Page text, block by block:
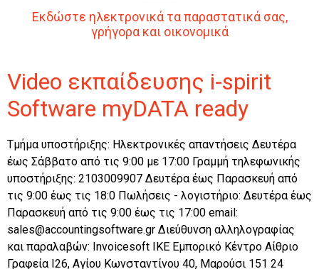
Εκδώστε ηλεκτρονικά τα παραστατικά σας,
γρήγορα και οικονομικά
Video εκπαίδευσης i-spirit
Software myDATA ready
Τμήμα υποστήριξης: Ηλεκτρονικές απαντήσεις Δευτέρα
έως Σάββατο από τις 9:00 με 17:00 Γραμμή τηλεφωνικής
υποστήριξης: 2103009907 Δευτέρα έως Παρασκευή από
τις 9:00 έως τις 18:0 Πωλήσεις - λογιστήριο: Δευτέρα έως
Παρασκευή από τις 9:00 έως τις 17:00 email:
sales@accountingsoftware.gr Διεύθυνση αλληλογραφίας
και παραλαβών: Invoicesoft IKE Εμπορικό Κέντρο Αίθριο
Γραφεία Ι26, Αγίου Κωνσταντίνου 40, Μαρούσι 151 24